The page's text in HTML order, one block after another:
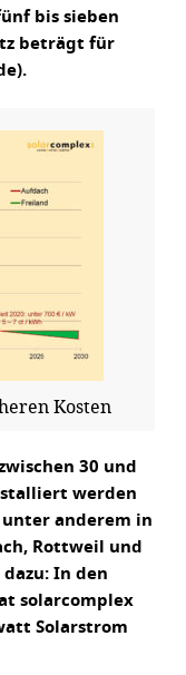
bis sieben
beträgt für
Kosten
30 und
werden
unter anderem in
Rottweil und
In den
solarcomplex
Solarstrom